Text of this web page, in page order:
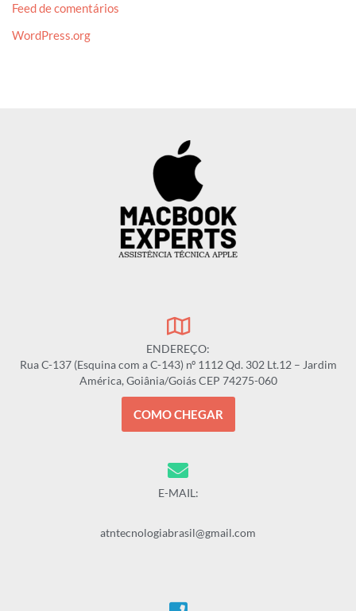
Feed de comentários
WordPress.org
ENDEREÇO:
Rua C-137 (Esquina com a C-143) nº 1112 Qd. 302 Lt.12 – Jardim
América, Goiânia/Goiás CEP 74275-060
COMO CHEGAR
E-MAIL:
atntecnologiabrasil@gmail.com